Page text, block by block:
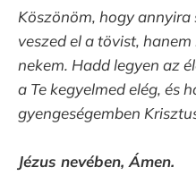
Köszönöm, hogy
veszed el a tövist,
nekem. Hadd legyen az
a Te kegyelmed elég, és
gyengeségemben
Jézus nevében, Ámen.